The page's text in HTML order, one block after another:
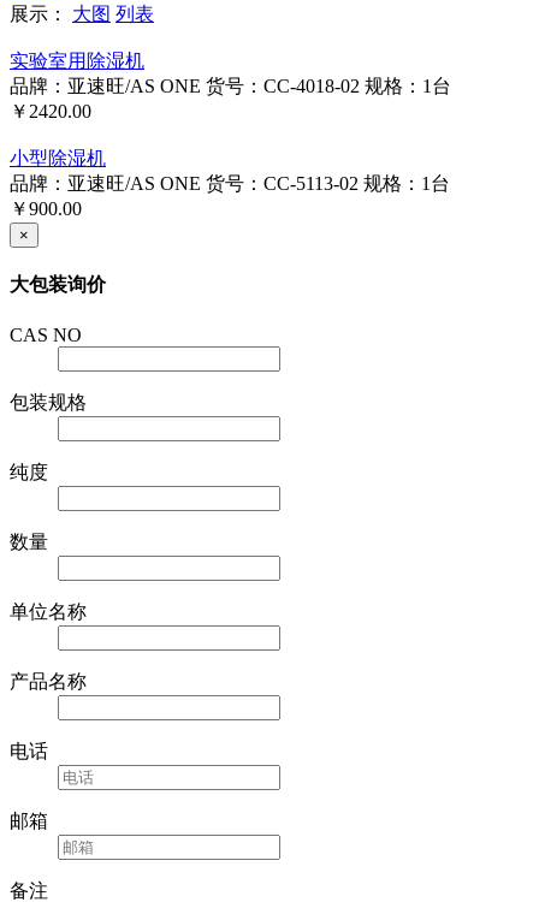
展示：
大图 列表
实验室用除湿机
品牌：亚速旺/AS ONE 货号：CC-4018-02 规格：1台
￥2420.00
小型除湿机
品牌：亚速旺/AS ONE 货号：CC-5113-02 规格：1台
￥900.00
×
大包装询价
CAS NO
包装规格
纯度
数量
单位名称
产品名称
电话
邮箱
备注